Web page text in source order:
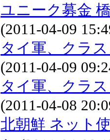
ユニーク募金
(2011-04-09
タイ軍、クラ
(2011-04-09
タイ軍、クラ
(2011-04-08
北朝鮮 ネット